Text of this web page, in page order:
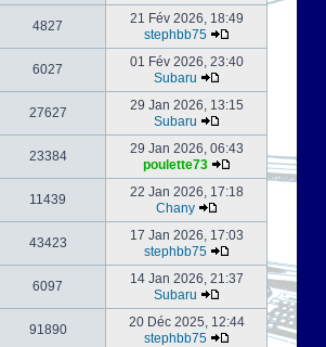
4827
21 Fév 2026, 18:49
stephbb75
6027
01 Fév 2026, 23:40
Subaru
27627
29 Jan 2026, 13:15
Subaru
23384
29 Jan 2026, 06:43
poulette73
11439
22 Jan 2026, 17:18
Chany
43423
17 Jan 2026, 17:03
stephbb75
6097
14 Jan 2026, 21:37
Subaru
91890
20 Déc 2025, 12:44
stephbb75